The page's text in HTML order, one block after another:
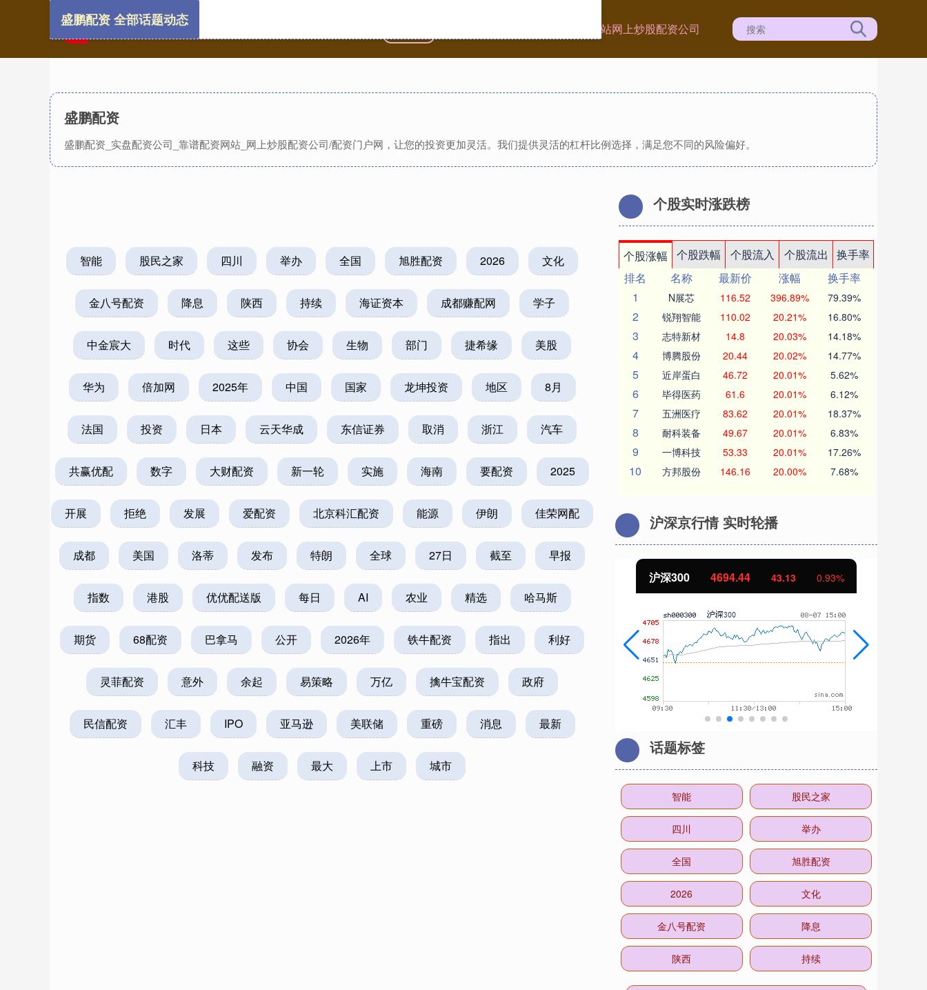
靠谱配资网站网上炒股配资公司
盛鹏配资
盛鹏配资_实盘配资公司_靠谱配资网站_网上炒股配资公司/配资门户网，让您的投资更加灵活。我们提供灵活的杠杆比例选择，满足您不同的风险偏好。
盛鹏配资 全部话题动态
智能 股民之家 四川 举办 全国 旭胜配资 2026 文化
金八号配资 降息 陕西 持续 海证资本 成都赚配网 学子
中金宸大 时代 这些 协会 生物 部门 捷希缘 美股
华为 倍加网 2025年 中国 国家 龙坤投资 地区 8月
法国 投资 日本 云天华成 东信证券 取消 浙江 汽车
共赢优配 数字 大财配资 新一轮 实施 海南 要配资 2025
开展 拒绝 发展 爱配资 北京科汇配资 能源 伊朗 佳荣网配
成都 美国 洛蒂 发布 特朗 全球 27日 截至 早报
指数 港股 优优配送版 每日 AI 农业 精选 哈马斯
期货 68配资 巴拿马 公开 2026年 铁牛配资 指出 利好
灵菲配资 意外 余起 易策略 万亿 擒牛宝配资 政府
民信配资 汇丰 IPO 亚马逊 美联储 重磅 消息 最新
科技 融资 最大 上市 城市
个股实时涨跌榜
个股涨幅 个股跌幅 个股流入 个股流出
换手率
排名
名称 最新价 涨幅
换手率
1
N展芯 116.52 396.89% 79.39%
2 锐翔智能 110.02 20.21% 16.80%
3 志特新材 14.8 20.03% 14.18%
4 博腾股份 20.44 20.02% 14.77%
5 近岸蛋白 46.72 20.01% 5.62%
6 毕得医药 61.6 20.01% 6.12%
7 五洲医疗 83.62 20.01% 18.37%
8 耐科装备 49.67 20.01% 6.83%
9 一博科技 53.33 20.01% 17.26%
10 方邦股份 146.16 20.00% 7.68%
沪深京行情 实时轮播
北证50 1134.24 11.37 1.01%
话题标签
智能 股民之家
四川 举办
全国 旭胜配资
2026 文化
金八号配资 降息
陕西 持续